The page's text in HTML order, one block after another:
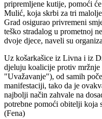
pripremljene kutije, pomoći
Mulić, koja skrbi za tri
Grad osigurao privremeni
teško stradalog u prometnoj
dvoje djece, naveli su
Uz košarkašice iz Livna i iz
djeluju koalicije protiv
"Uvažavanje"), od samih
manifestaciji, tako da je
najbolji način zahvale na
potrebne pomoći obitelji koja
(Fena)